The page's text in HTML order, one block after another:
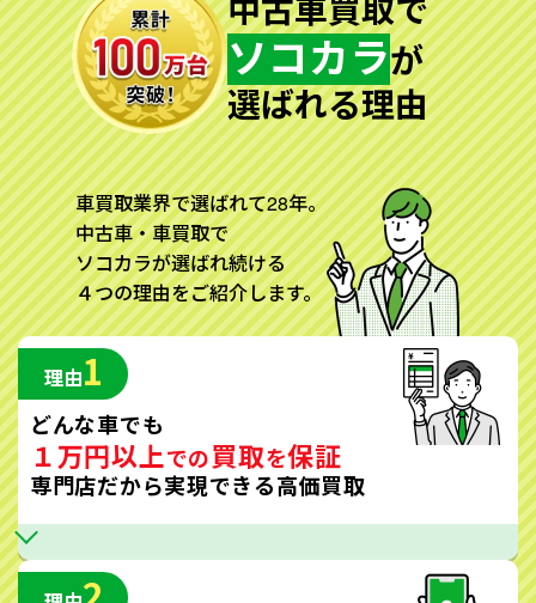
ソコカラが
選ばれる理由
車買取業界で選ばれて28年。
中古車・車買取で
ソコカラが選ばれ続ける
４つの理由をご紹介します。
理由1
どんな車でも
１万円以上での買取を保証
専門店だから実現できる高価買取